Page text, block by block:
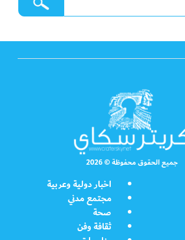
جميع الحقوق محفوظة © 2026
اخبار دولية وعربية
مجتمع مدني
صحة
ثقافة وفن